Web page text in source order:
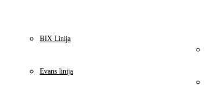
BIX Linija
Evans linija